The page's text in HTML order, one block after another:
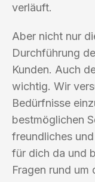
verläuft.
Aber nicht nur
Durchführung
Kunden. Auch
wichtig. Wir
Bedürfnisse
bestmöglichen
freundliches
für dich da und
Fragen rund